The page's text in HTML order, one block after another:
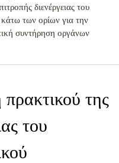
διενέργειας του
των ορίων για την
συντήρηση οργάνων
της
του